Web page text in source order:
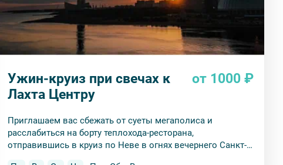
Ужин-круиз при свечах к
Лахта Центру
от 1000 ₽
Приглашаем вас сбежать от суеты мегаполиса и
расслабиться на борту теплохода-ресторана,
отправившись в круиз по Неве в огнях вечернего Санкт-